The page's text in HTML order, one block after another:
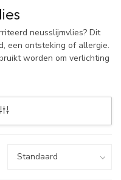
neusslijmvlies? Dit
een ontsteking of allergie.
worden om verlichting